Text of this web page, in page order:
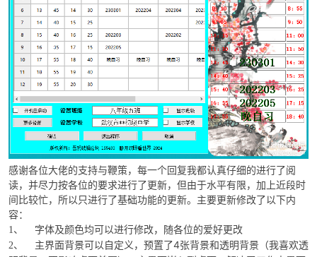
感谢各位大佬的支持与鞭策，每一个回复我都认真仔细的进行了阅
读，并尽力按各位的要求进行了更新，但由于水平有限，加上近段时
间比较忙，所以只进行了基础功能的更新。主要更新修改了以下内
容：
1、 字体及颜色均可以进行修改，随各位的爱好更改
2、 主界面背景可以自定义，预置了4张背景和透明背景（我喜欢透